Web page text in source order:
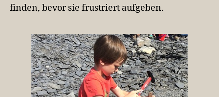
finden, bevor sie frustriert aufgeben.